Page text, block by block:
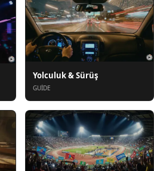
Yolculuk & Sürüş
GUIDE